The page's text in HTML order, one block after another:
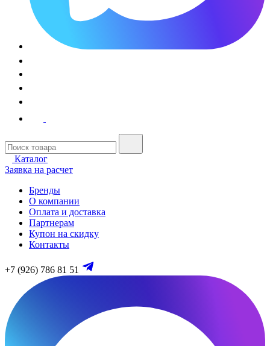
Каталог
Заявка на расчет
Бренды
О компании
Оплата и доставка
Партнерам
Купон на скидку
Контакты
+7 (926) 786 81 51